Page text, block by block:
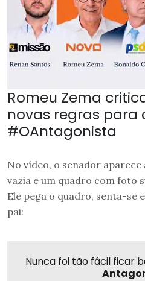
Romeu Zema
novas regras para
#OAntagonista
No vídeo, o senador aparece
vazia e um quadro com foto
Ele pega o quadro, senta-se
pai:
Nunca foi tão fácil ficar